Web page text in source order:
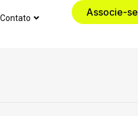
Contato Associe-se